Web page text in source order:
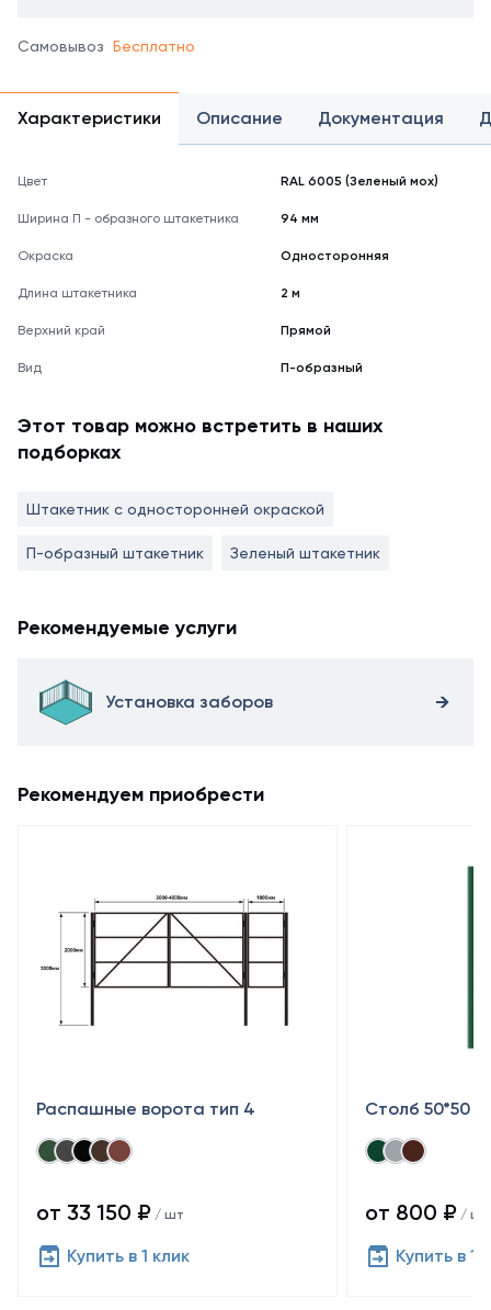
Самовывоз Бесплатно
Характеристики Описание Документация
Цвет RAL 6005 (Зеленый мох)
Ширина П - образного штакетника 94 мм
Окраска Односторонняя
Длина штакетника 2 м
Верхний край Прямой
Вид П-образный
Этот товар можно встретить в наших
подборках
Штакетник с односторонней окраской
П-образный штакетник Зеленый штакетник
Рекомендуемые услуги
Установка заборов
Рекомендуем приобрести
Распашные ворота тип 4
от 33 150 ₽ / шт
Купить в 1 клик
Столб 50*50
от 800 ₽ / шт
Купить в 1